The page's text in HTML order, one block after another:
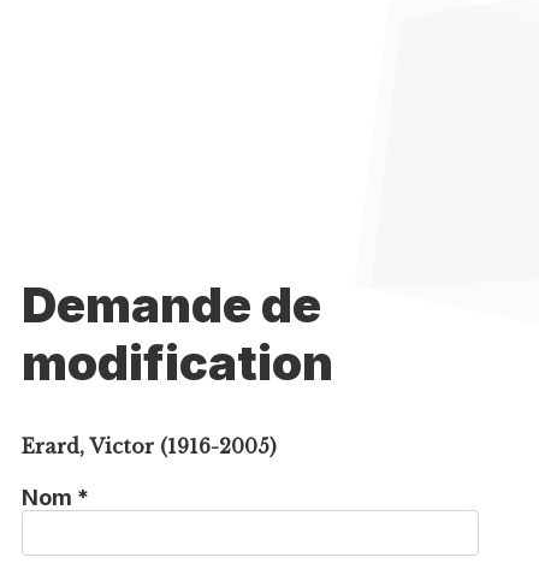
Demande de
modification
Erard, Victor (1916-2005)
Nom *